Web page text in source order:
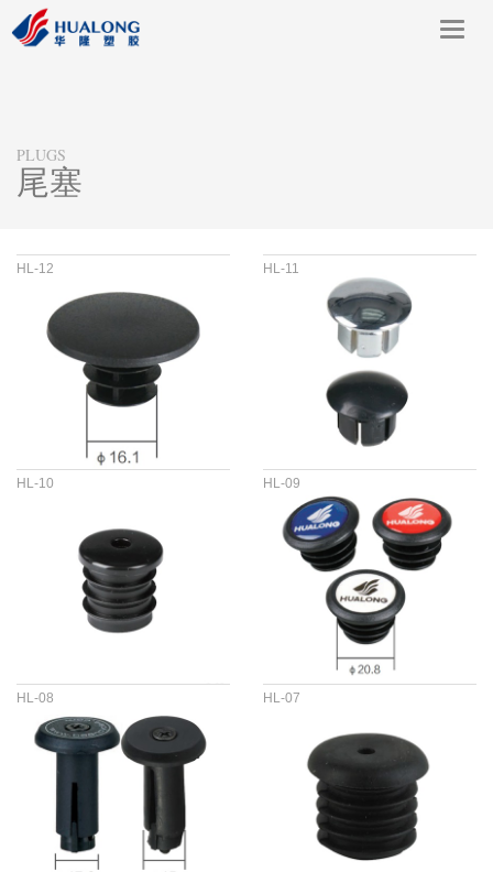
PLUGS
尾塞
HL-12 HL-11
HL-10 HL-09
HL-08 HL-07